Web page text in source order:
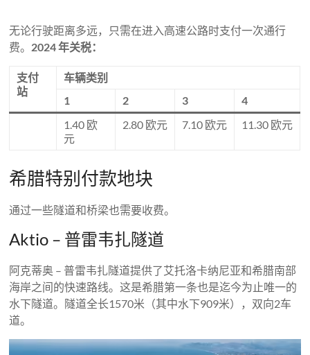
无论行驶距离多远，只需在进入高速公路时支付一次通行
费。 2024 年关税：
支付
站
车辆类别
1
2 3
4
1.40 欧
元
2.80 欧元 7.10 欧元 11.30 欧元
希腊特别付款地块
通过一些隧道和桥梁也需要收费。
Aktio – 普雷韦扎隧道
阿克蒂奥 – 普雷韦扎隧道提供了艾托洛卡纳尼亚和希腊南部
海岸之间的快速路线。这是希腊第一条也是迄今为止唯一的
水下隧道。隧道全长1570米（其中水下909米），双向2车
道。